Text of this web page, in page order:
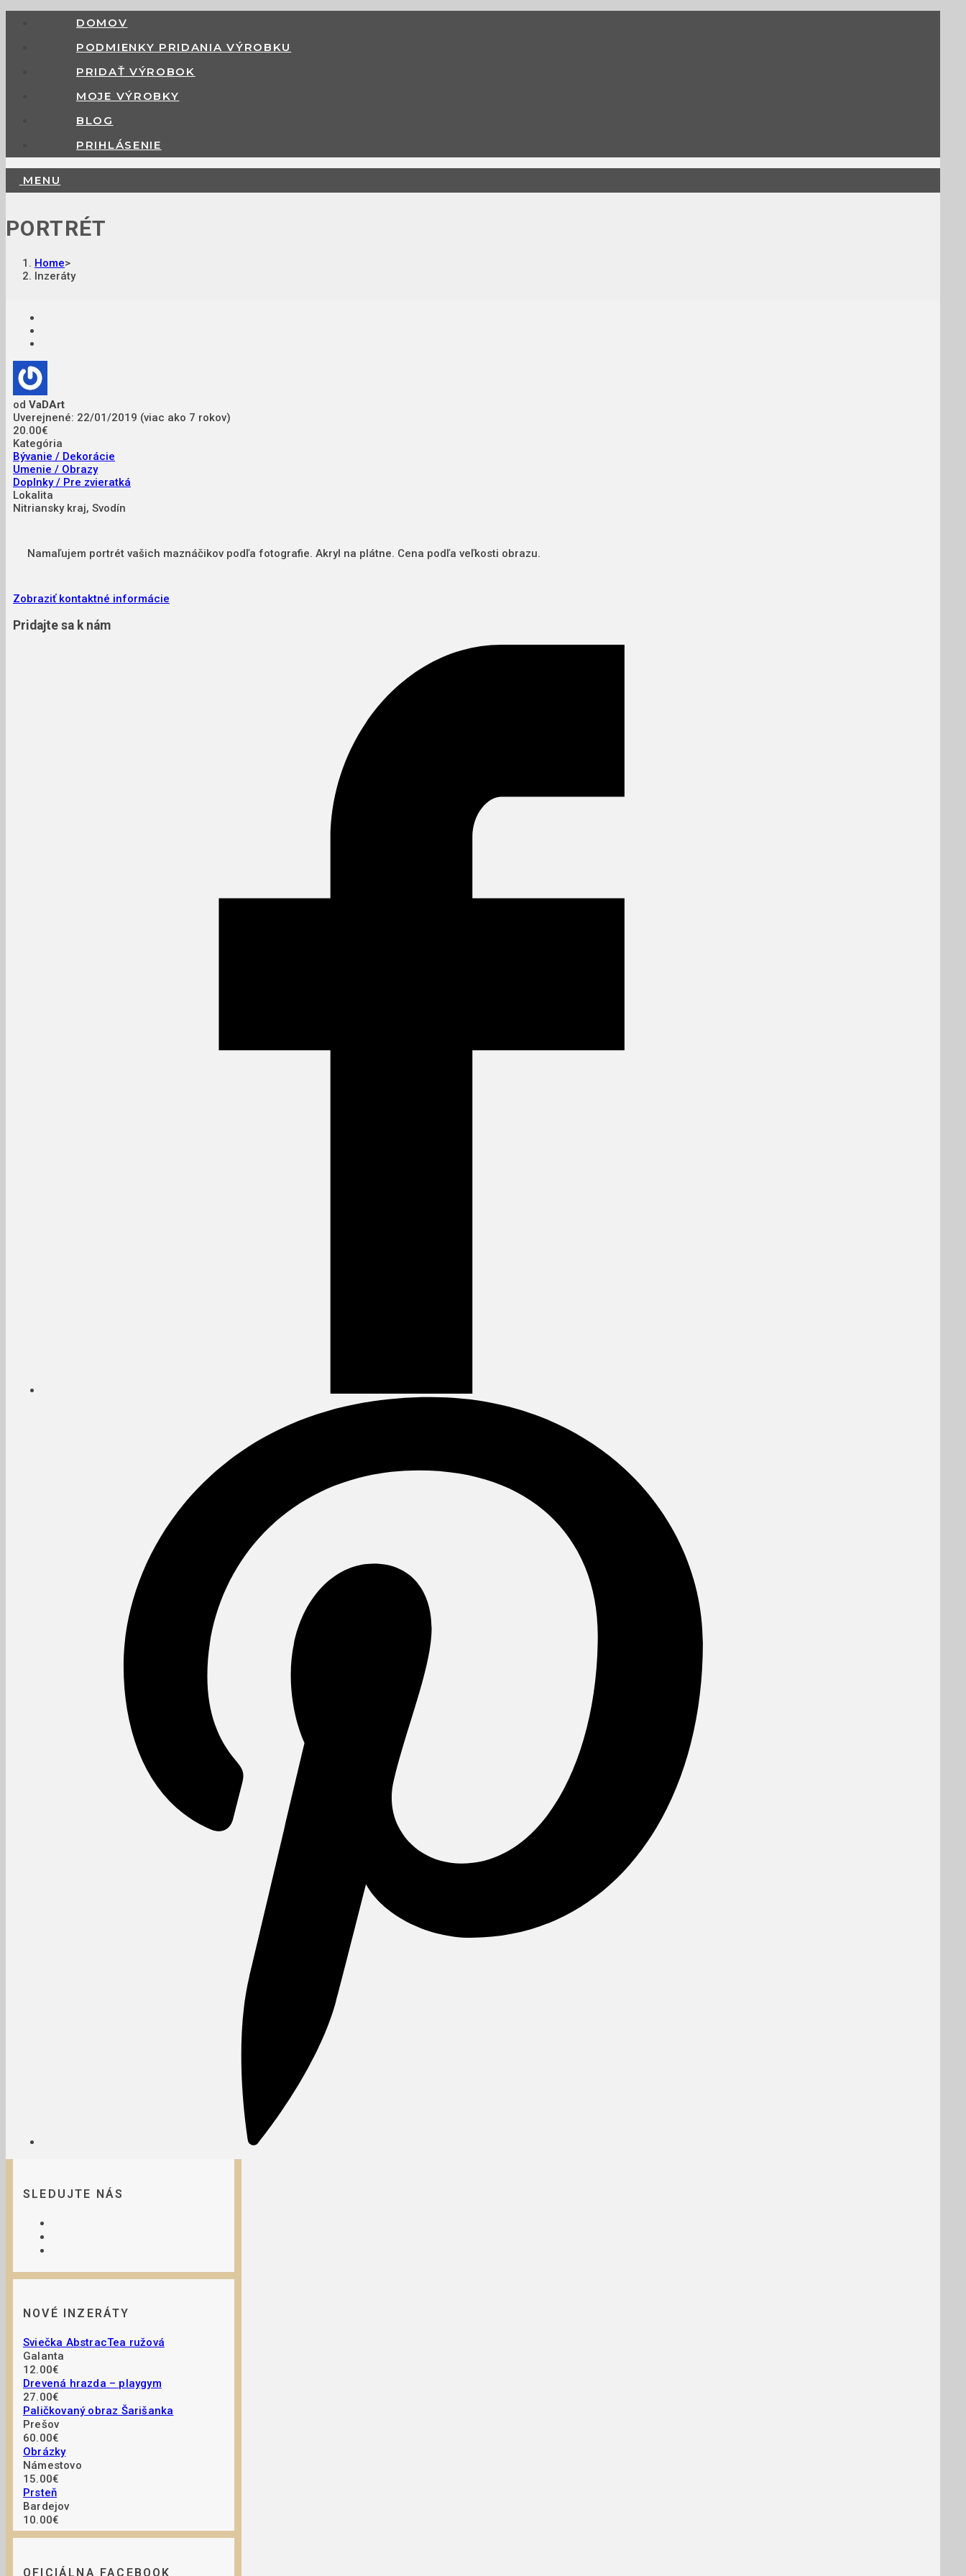
DOMOV
PODMIENKY PRIDANIA VÝROBKU
PRIDAŤ VÝROBOK
MOJE VÝROBKY
BLOG
PRIHLÁSENIE
MENU
PORTRÉT
Home>
Inzeráty
od VaDArt
Uverejnené: 22/01/2019 (viac ako 7 rokov)
20.00€
Kategória
Bývanie / Dekorácie
Umenie / Obrazy
Doplnky / Pre zvieratká
Lokalita
Nitriansky kraj, Svodín
Namaľujem portrét vašich maznáčikov podľa fotografie. Akryl na plátne. Cena podľa veľkosti obrazu.
Zobraziť kontaktné informácie
Pridajte sa k nám
SLEDUJTE NÁS
NOVÉ INZERÁTY
Sviečka AbstracTea ružová
Galanta
12.00€
Drevená hrazda – playgym
27.00€
Paličkovaný obraz Šarišanka
Prešov
60.00€
Obrázky
Námestovo
15.00€
Prsteň
Bardejov
10.00€
OFICIÁLNA FACEBOOK